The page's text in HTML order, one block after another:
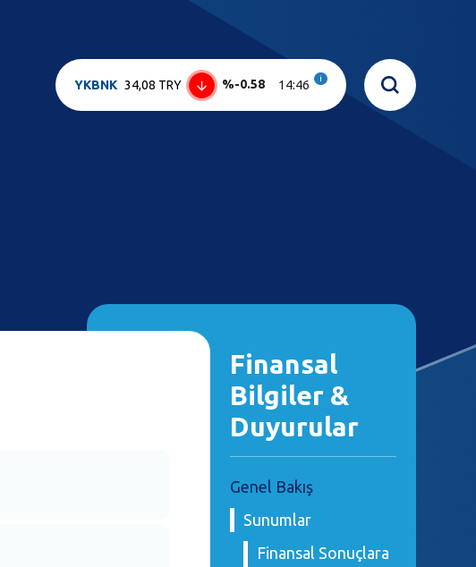
YKBNK 34,08 TRY %-0.58 14:46 i
Finansal
Bilgiler &
Duyurular
Genel Bakış
Sunumlar
Finansal Sonuçlara